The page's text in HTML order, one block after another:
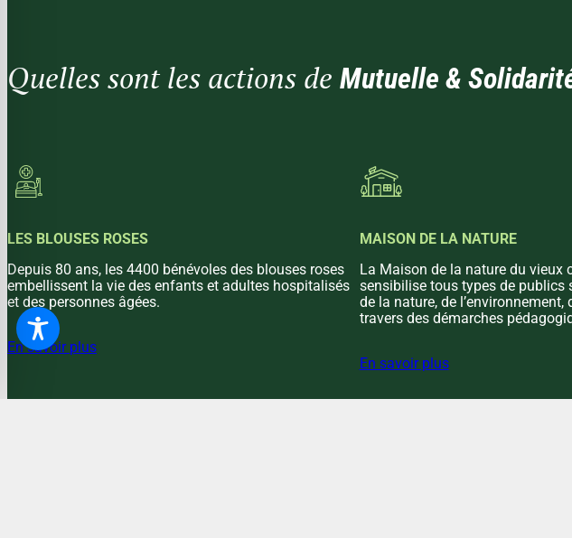
Quelles sont les actions de Mutuelle &
LES BLOUSES ROSES
Depuis 80 ans, les 4400 bénévoles des blouses roses
embellissent la vie des enfants et adultes hospitalisés
et des personnes âgées.
En savoir plus
MAISON DE LA NATURE
La Maison de la nature du vieux
sensibilise tous types de publics
de la nature, de l’environnement,
travers des démarches
En savoir plus